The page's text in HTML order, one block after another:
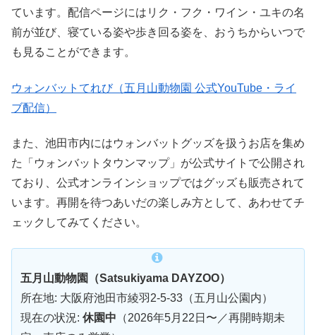
ています。配信ページにはリク・フク・ワイン・ユキの名
前が並び、寝ている姿や歩き回る姿を、おうちからいつで
も見ることができます。
ウォンバットてれび（五月山動物園 公式YouTube・ライ
ブ配信）
また、池田市内にはウォンバットグッズを扱うお店を集め
た「ウォンバットタウンマップ」が公式サイトで公開され
ており、公式オンラインショップではグッズも販売されて
います。再開を待つあいだの楽しみ方として、あわせてチ
ェックしてみてください。
五月山動物園（Satsukiyama DAYZOO）
所在地: 大阪府池田市綾羽2-5-33（五月山公園内）
現在の状況: 休園中 （2026年5月22日〜／再開時期未